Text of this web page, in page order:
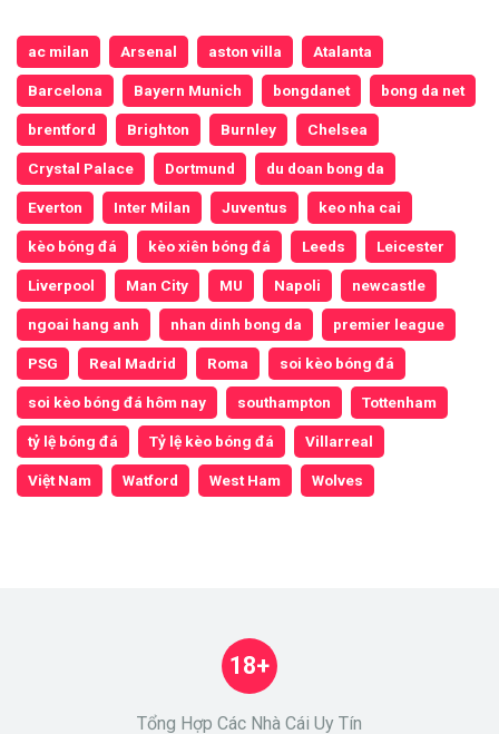
ac milan Arsenal aston villa Atalanta
Barcelona Bayern Munich bongdanet bong da net
brentford Brighton Burnley Chelsea
Crystal Palace Dortmund du doan bong da
Everton Inter Milan Juventus keo nha cai
kèo bóng đá kèo xiên bóng đá Leeds Leicester
Liverpool Man City MU Napoli newcastle
ngoai hang anh nhan dinh bong da premier league
PSG Real Madrid Roma soi kèo bóng đá
soi kèo bóng đá hôm nay southampton Tottenham
tỷ lệ bóng đá Tỷ lệ kèo bóng đá Villarreal
Việt Nam Watford West Ham Wolves
Tổng Hợp Các Nhà Cái Uy Tín
18+